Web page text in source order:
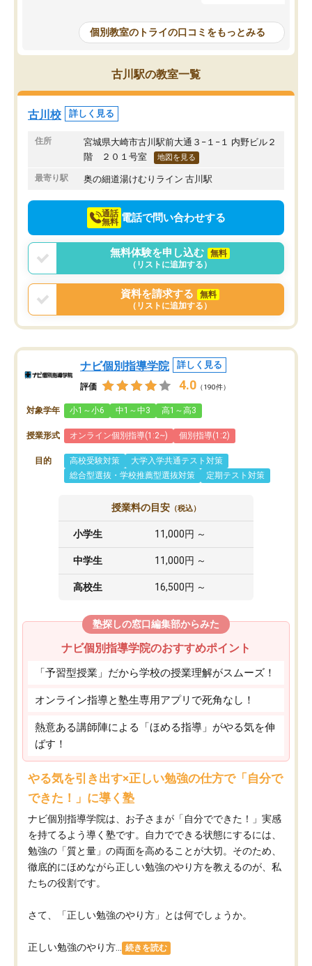
し始めた形です。
しかし、以前とは違い料金がリーズナ
ブルでびっくりしました。
通って1年以上ですが、勉強への取り組
み方が真っすぐに変化（率先して自宅
で復習や予習をする）し成績も向上し
ています。
駅前なので送り迎えが少々負担になっ
ていますが、それを加味しても通って
損はないなと感じています。
もらえたので、勉強への
しずつなくなりました。
その結果成績も上がり、
たのを覚えています。
塾だと思います。
個別教室のトライの口コミをもっとみる
古川駅の教室一覧
古川校 詳しく見る
住所
宮城県大崎市古川駅前大通３−１−１ 内野ビル２
階 ２０１号室
地図を見る
最寄り駅 奥の細道湯けむりライン 古川駅
通話
無料 電話で問い合わせする
無料体験を申し込む
無料
（リストに追加する）
資料を請求する
無料
（リストに追加する）
ナビ個別指導学院 詳しく見る
評価 4.0 （190件）
対象学年 小1～小6 中1～中3 高1～高3
授業形式 オンライン個別指導(1:2~) 個別指導(1:2)
目的 高校受験対策
大学入学共通テスト対策
総合型選抜・学校推薦型選抜対策
定期テスト対策
授業料の目安 （税込）
小学生 11,000円 ～
中学生 11,000円 ～
高校生 16,500円 ～
塾探しの窓口編集部からみた
ナビ個別指導学院のおすすめポイント
「予習型授業」だから学校の授業理解がスムーズ！
オンライン指導と塾生専用アプリで死角なし！
熱意ある講師陣による「ほめる指導」がやる気を伸
ばす！
やる気を引き出す×正しい勉強の仕方で「自分で
できた！」に導く塾
ナビ個別指導学院は、お子さまが「自分でできた！」実感
を持てるよう導く塾です。自力でできる状態にするには、
勉強の「質と量」の両面を高めることが大切。そのため、
徹底的にほめながら正しい勉強のやり方を教えるのが、私
たちの役割です。
さて、「正しい勉強のやり方」とは何でしょうか。
正しい勉強のやり方... 続きを読む